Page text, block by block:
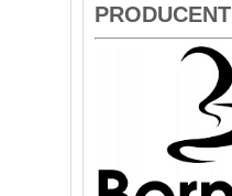
PRODUCENT